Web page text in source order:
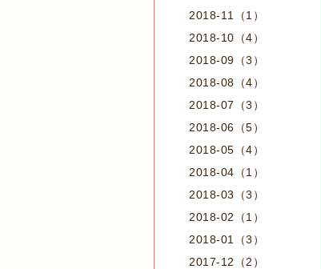
2018-11（1）
2018-10（4）
2018-09（3）
2018-08（4）
2018-07（3）
2018-06（5）
2018-05（4）
2018-04（1）
2018-03（3）
2018-02（1）
2018-01（3）
2017-12（2）